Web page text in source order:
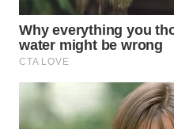
WAHANA
TANI
ADVOKAT